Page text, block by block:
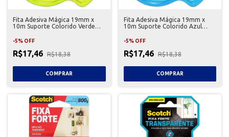
Fita Adesiva Mágica 19mm x
10m Suporte Colorido Verde
-5% OFF
R$17,46 R$18,38
Fita Adesiva Mágica 19mm x
10m Suporte Colorido Azul
-5% OFF
R$17,46 R$18,38